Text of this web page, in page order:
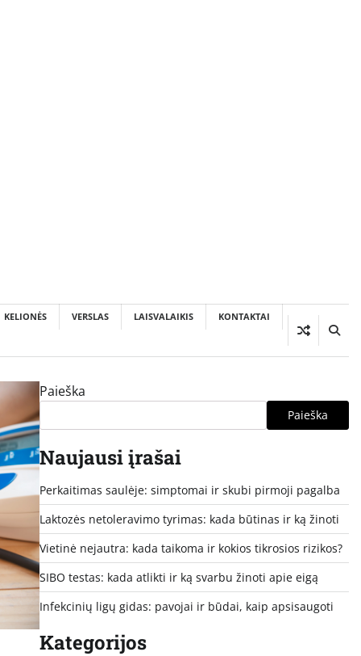
KELIONĖS VERSLAS LAISVALAIKIS KONTAKTAI
Paieška
Paieška
Naujausi įrašai
Perkaitimas saulėje: simptomai ir skubi pirmoji pagalba
Laktozės netoleravimo tyrimas: kada būtinas ir ką žinoti
Vietinė nejautra: kada taikoma ir kokios tikrosios rizikos?
SIBO testas: kada atlikti ir ką svarbu žinoti apie eigą
Infekcinių ligų gidas: pavojai ir būdai, kaip apsisaugoti
Kategorijos